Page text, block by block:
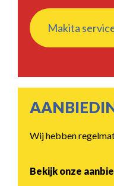
Makita
Wij hebben
Bekijk onze